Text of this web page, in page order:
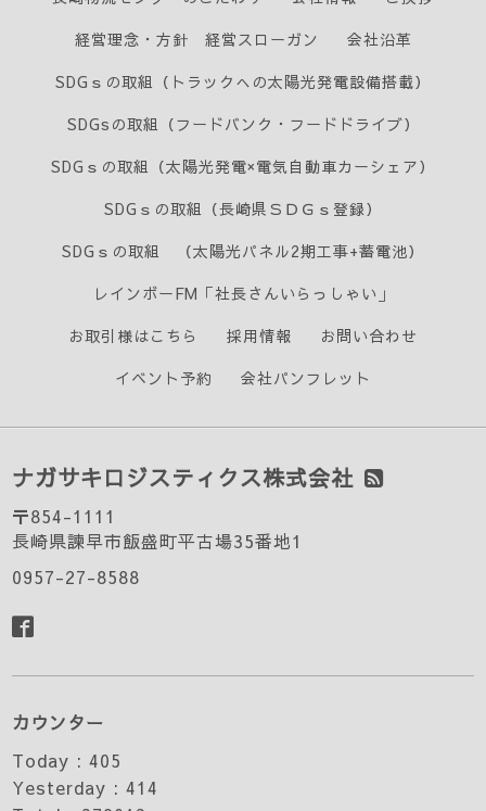
経営理念・方針 経営スローガン
会社沿革
SDGｓの取組（トラックへの太陽光発電設備搭載）
SDGsの取組（フードバンク・フードドライブ）
SDGｓの取組（太陽光発電×電気自動車カーシェア）
SDGｓの取組（長崎県ＳＤＧｓ登録）
SDGｓの取組 （太陽光パネル2期工事+蓄電池）
レインボーFM「社長さんいらっしゃい」
お取引様はこちら
採用情報
お問い合わせ
イベント予約
会社パンフレット
ナガサキロジスティクス株式会社
〒854-1111
長崎県諫早市飯盛町平古場35番地1
0957-27-8588
カウンター
Today :405
Yesterday :414